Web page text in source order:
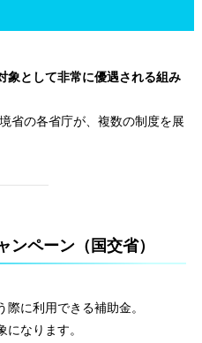
象として非常に優遇される組み
省の各省庁が、複数の制度を展
ペーン（国交省）
に利用できる補助金。
なります。